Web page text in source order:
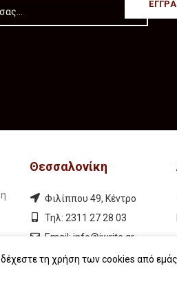
Θεσσαλονίκη
Φιλίππου 49, Κέντρο
Τηλ: 2311 27 28 03
Εmail: info@iwrite.gr
τη χρήση των cookies από εμάς.